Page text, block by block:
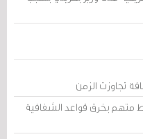
تجاوزت الزمن
متهم بخرق قواعد الشفافية